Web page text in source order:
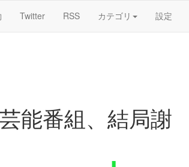
Twitter RSS カテゴリ 設定
能番組、結局謝